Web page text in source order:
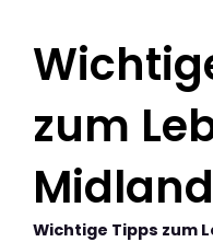
zum
Wichtige Tipps zum